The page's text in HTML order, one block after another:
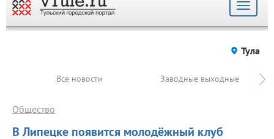
Toggle
Тула
Все новости Заводные выходные
В Липецке появится молодёжный клуб
Общество